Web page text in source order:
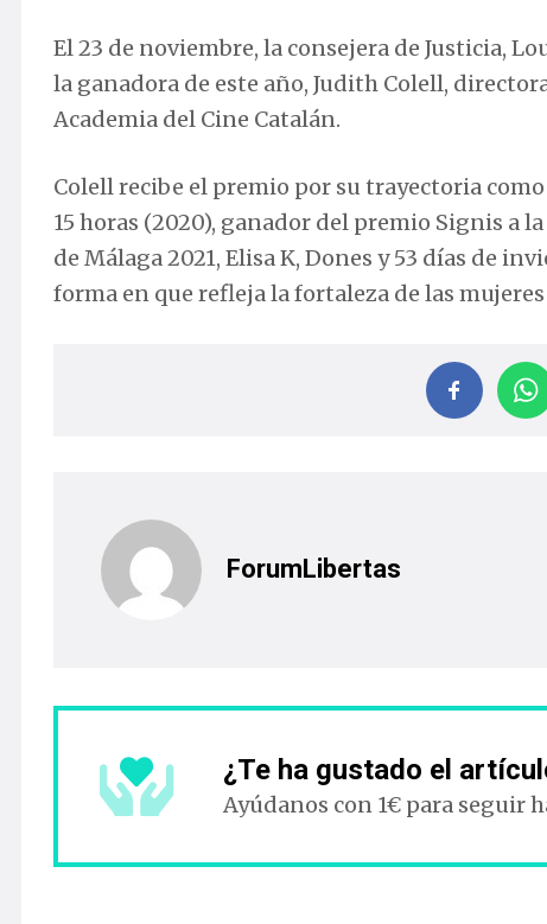
El 23 de noviembre, la consejera de Justicia,
la ganadora de este año, Judith Colell,
Academia del Cine Catalán.
Colell recibe el premio por su trayectoria
15 horas (2020), ganador del premio Signis a
de Málaga 2021, Elisa K, Dones y 53 días de
forma en que refleja la fortaleza de las
ForumLibertas
¿Te ha gustado el
Ayúdanos con 1€ para seguir